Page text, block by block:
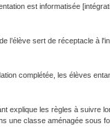
est informatisée
l’élève sert de réceptacle à
complétée, les élèves
explique les règles à suivre
une classe aménagée sous